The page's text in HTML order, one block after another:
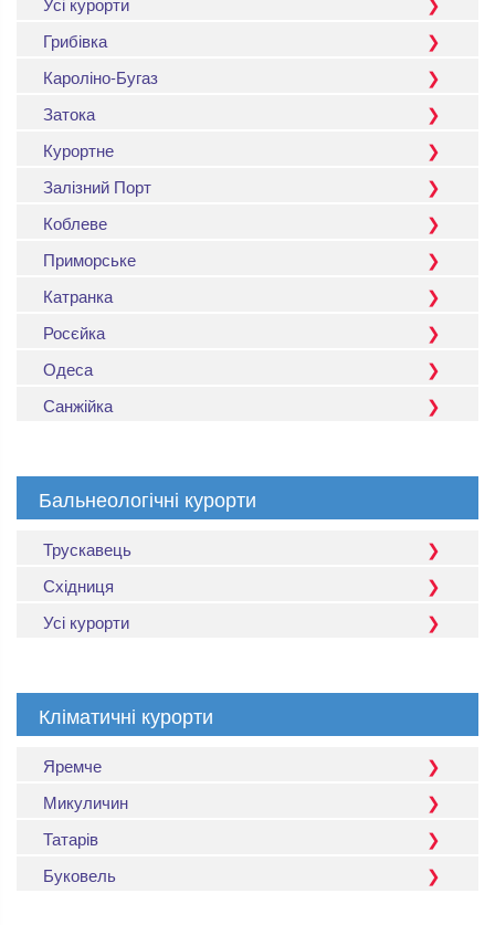
Грибівка
Кароліно-Бугаз
Затока
Курортне
Залізний Порт
Коблеве
Приморське
Катранка
Росєйка
Одеса
Санжійка
Бальнеологічні курорти
Трускавець
Східниця
Усі курорти
Кліматичні курорти
Яремче
Микуличин
Татарів
Буковель